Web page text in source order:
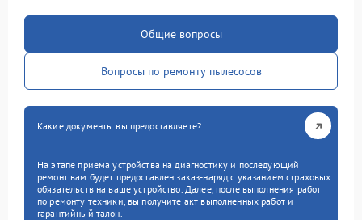
Общие вопросы
Вопросы по ремонту пылесосов
Какие документы вы предоставляете?
На этапе приема устройства на диагностику и последующий
ремонт вам будет предоставлен заказ-наряд с указанием страховых
обязательств на ваше устройство. Далее, после выполнения работ
по ремонту техники, вы получите акт выполненных работ и
гарантийный талон.